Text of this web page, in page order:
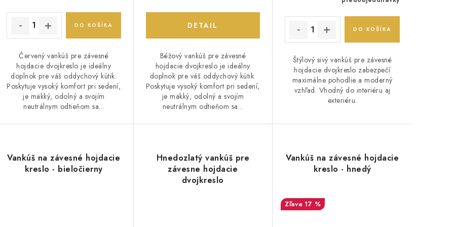
k
t
o
v
DO KOŠÍKA
Červený vankúš pre závesné
hojdacie dvojkreslo je ideálny
doplnok pre váš oddychový kútik.
Poskytuje vysoký komfort pri sedení,
je mäkký, odolný a svojím
neutrálnym odtieňom sa...
DETAIL
Béžový vankúš pre závesné
hojdacie dvojkreslo je ideálny
doplnok pre váš oddychový kútik.
Poskytuje vysoký komfort pri sedení,
je mäkký, odolný a svojím
neutrálnym odtieňom sa...
DO KOŠÍKA
Štýlový sivý vankúš pre závesné
hojdacie dvojkreslo zabezpečí
maximálne pohodlie a moderný
vzhľad. Vhodný do interiéru aj
exteriéru.
Vankúš na závesné hojdacie
kreslo - bieločierny
Hnedozlatý vankúš pre
závesne hojdacie
dvojkreslo
Vankúš na závesné hojdacie
kreslo - hnedý
17 %